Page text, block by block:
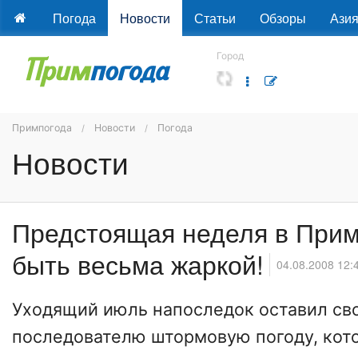
Погода Новости Статьи Обзоры Азия
Город
Примпогода Новости Погода
Новости
Предстоящая неделя в
быть весьма жаркой!
04.08.2008
Уходящий июль напоследок оставил
последователю штормовую погоду,